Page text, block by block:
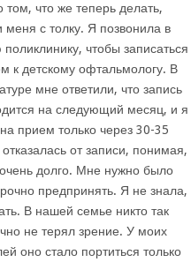
том, что же теперь делать,
меня с толку. Я позвонила в
поликлинику, чтобы записаться
к детскому офтальмологу. В
мне ответили, что запись
на следующий месяц, и я
прием только через 30-35
от записи, понимая,
очень долго. Мне нужно было
предпринять. Я не знала,
В нашей семье никто так
не терял зрение. У моих
оно стало портиться только